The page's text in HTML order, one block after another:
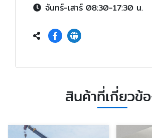
จันทร์-เสาร์ 08:30-17:30 น.
สินค้าที่เกี่ยวข้